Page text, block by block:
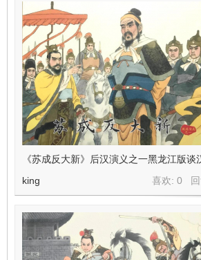
《苏成反大新》后汉演义之一黑龙江版谈
喜欢: 0 回
king